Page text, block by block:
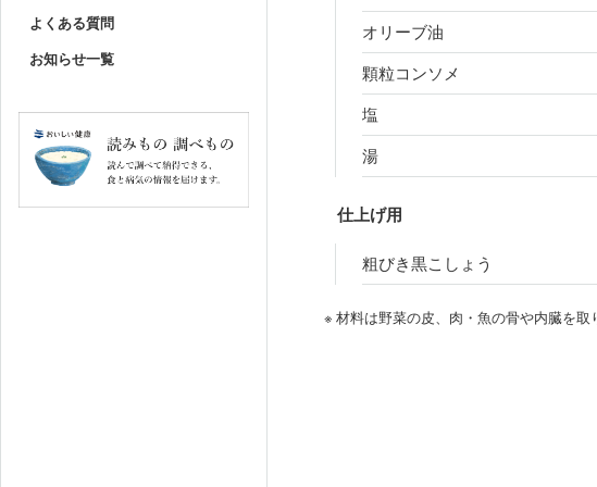
よくある質問
お知らせ一覧
オリーブ油
顆粒コンソメ
塩
湯
仕上げ用
粗びき黒こしょう
※ 材料は野菜の皮、肉・魚の骨や内臓を取